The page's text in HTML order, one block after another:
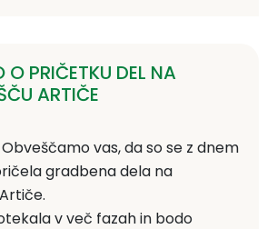
O PRIČETKU DEL NA
ARTIČE
Obveščamo vas, da so se z dnem
gradbena dela na
v več fazah in bodo